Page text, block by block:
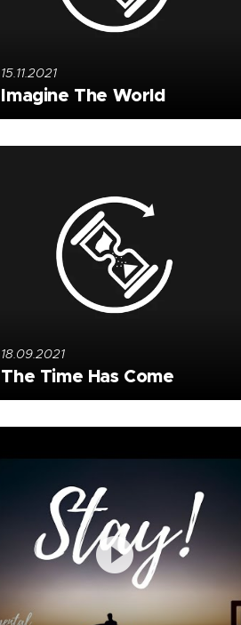
15.11.2021
Imagine The World
18.09.2021
The Time Has Come